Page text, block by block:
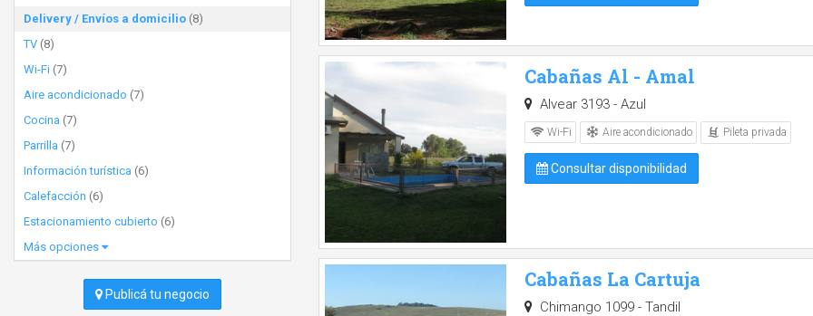
Delivery / Envíos a domicilio (8)
TV (8)
Wi-Fi (7)
Aire acondicionado (7)
Cocina (7)
Parrilla (7)
Información turística (6)
Calefacción (6)
Estacionamiento cubierto (6)
Más opciones
Publicá tu negocio
Cabañas Al - Amal
Alvear 3193 - Azul
Wi-Fi Aire acondicionado Pileta privada
Consultar disponibilidad
Cabañas La Cartuja
Chimango 1099 - Tandil